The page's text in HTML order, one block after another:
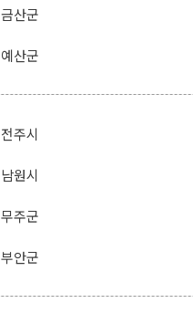
금산군
예산군
전주시
남원시
무주군
부안군